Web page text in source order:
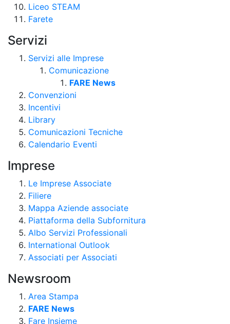
Liceo STEAM
Farete
Servizi
Servizi alle Imprese
Comunicazione
FARE News
Convenzioni
Incentivi
Library
Comunicazioni Tecniche
Calendario Eventi
Imprese
Le Imprese Associate
Filiere
Mappa Aziende associate
Piattaforma della Subfornitura
Albo Servizi Professionali
International Outlook
Associati per Associati
Newsroom
Area Stampa
FARE News
Fare Insieme